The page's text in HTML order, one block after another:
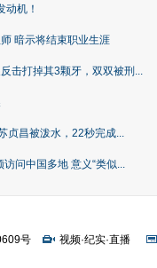
动机！
暗示将结束职业生涯
击打掉其3颗牙，双双被刑...
贞昌被泼水，22秒完成...
问中国多地 意义“类似...
号 视频·纪实·直播